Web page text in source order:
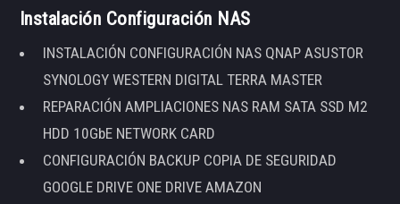
Instalación Configuración NAS
INSTALACIÓN CONFIGURACIÓN NAS QNAP ASUSTOR
SYNOLOGY WESTERN DIGITAL TERRA MASTER
REPARACIÓN AMPLIACIONES NAS RAM SATA SSD M2
HDD 10GbE NETWORK CARD
CONFIGURACIÓN BACKUP COPIA DE SEGURIDAD
GOOGLE DRIVE ONE DRIVE AMAZON